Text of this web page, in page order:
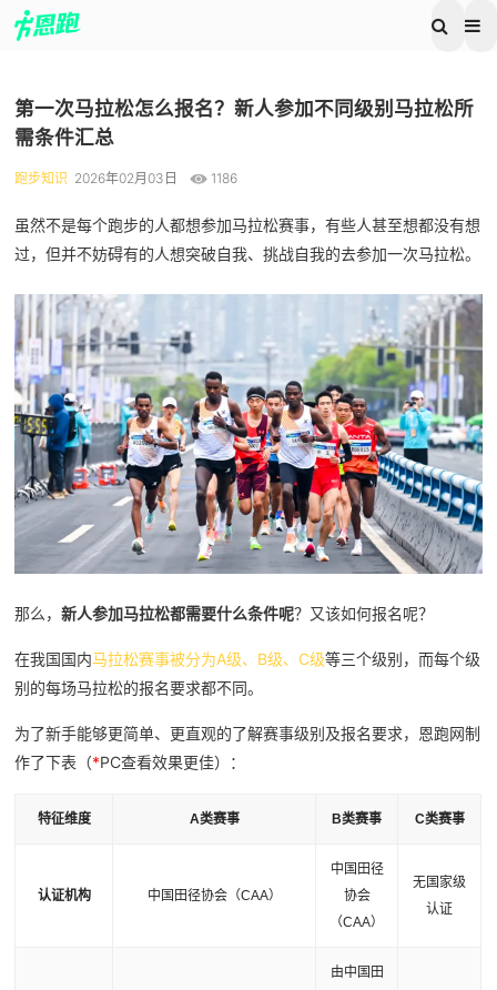
第一次马拉松怎么报名？新人参加不同级别马拉松所
需条件汇总
跑步知识 2026年02月03日 1186
虽然不是每个跑步的人都想参加马拉松赛事，有些人甚至想都没有想
过，但并不妨碍有的人想突破自我、挑战自我的去参加一次马拉松。
那么，新人参加马拉松都需要什么条件呢？又该如何报名呢？
在我国国内马拉松赛事被分为A级、B级、C级等三个级别，而每个级
别的每场马拉松的报名要求都不同。
为了新手能够更简单、更直观的了解赛事级别及报名要求，恩跑网制
作了下表（*PC查看效果更佳）：
特征维度 A类赛事 B类赛事 C类赛事
认证机构 中国田径协会（CAA）
中国田径
协会
（CAA）
无国家级
认证
由中国田